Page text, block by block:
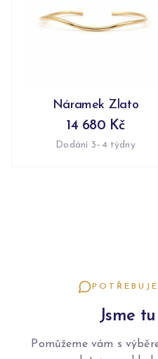
Náramek Zlato
14 680 Kč
Dodání 3–4 týdny
Jsme
Pomůžeme vám s